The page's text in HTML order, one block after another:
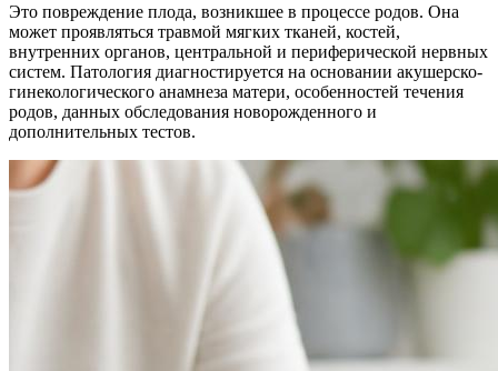
Это повреждение плода, возникшее в процессе родов. Она
может проявляться травмой мягких тканей, костей,
внутренних органов, центральной и периферической нервных
систем. Патология диагностируется на основании акушерско-
гинекологического анамнеза матери, особенностей течения
родов, данных обследования новорожденного и
дополнительных тестов.